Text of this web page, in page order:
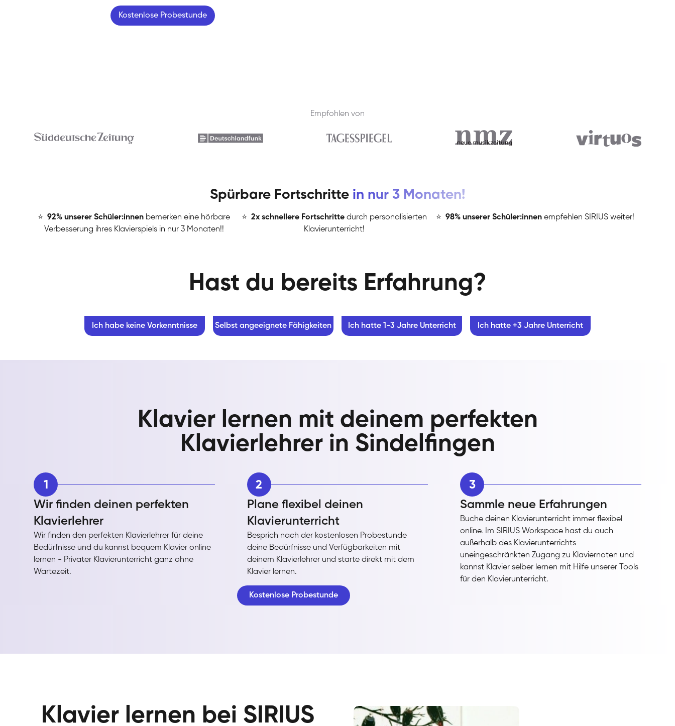
Kostenlose Probestunde
Empfohlen von
Spürbare Fortschritte in nur 3 Monaten!
⭐ ️92% unserer Schüler:innen bemerken eine hörbare
Verbesserung ihres Klavierspiels in nur 3 Monaten!!
⭐ ️2x schnellere Fortschritte durch personalisierten
Klavierunterricht!
⭐ 98% unserer Schüler:innen empfehlen SIRIUS weiter!
Hast du bereits Erfahrung?
Ich habe keine Vorkenntnisse Selbst angeeignete Fähigkeiten Ich hatte 1-3 Jahre Unterricht Ich hatte +3 Jahre Unterricht
Klavier lernen mit deinem perfekten
Klavierlehrer in Sindelfingen
1
Wir finden deinen perfekten
Klavierlehrer
Wir finden den perfekten Klavierlehrer für deine
Bedürfnisse und du kannst bequem Klavier online
lernen - Privater Klavierunterricht ganz ohne
Wartezeit.
2
Plane flexibel deinen
Klavierunterricht
Besprich nach der kostenlosen Probestunde
deine Bedürfnisse und Verfügbarkeiten mit
deinem Klavierlehrer und starte direkt mit dem
Klavier lernen.
3
Sammle neue Erfahrungen
Buche deinen Klavierunterricht immer flexibel
online. Im SIRIUS Workspace hast du auch
außerhalb des Klavierunterrichts
uneingeschränkten Zugang zu Klaviernoten und
kannst Klavier selber lernen mit Hilfe unserer Tools
für den Klavierunterricht.
Kostenlose Probestunde
Klavier lernen bei SIRIUS